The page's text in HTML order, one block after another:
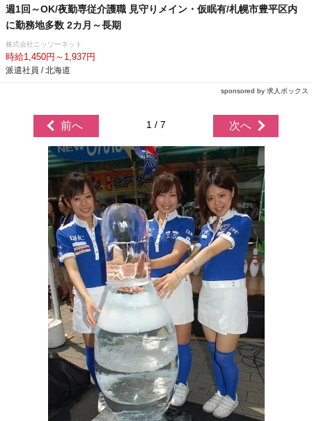
週1回～OK/夜勤専従介護職 見守りメイン・仮眠有/札幌市豊平区内
に勤務地多数 2カ月～長期
株式会社ニッソーネット
時給1,450円～1,937円
派遣社員 / 北海道
sponsored by 求人ボックス
前へ 1 / 7 次へ